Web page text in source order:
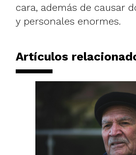
cara, además de causar
y personales enormes.
Artículos